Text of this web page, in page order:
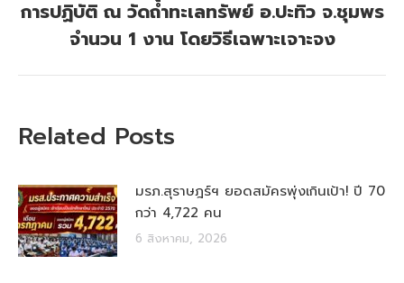
post:
การปฏิบัติ ณ วัดถ้ำทะเลทรัพย์ อ.ปะทิว จ.ชุมพร
จำนวน 1 งาน โดยวิธีเฉพาะเจาะจง
Related Posts
มรภ.สุราษฎร์ฯ ยอดสมัครพุ่งเกินเป้า! ปี 70
กว่า 4,722 คน
6 สิงหาคม, 2026